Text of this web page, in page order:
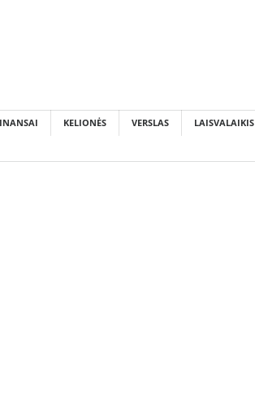
KELIONĖS VERSLAS LAISVALAIKIS